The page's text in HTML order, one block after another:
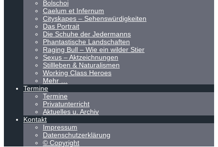
Bolschoi
Caelum et Infernum
Cityskapes – Sehenswürdigkeiten
Das Portrait
Die Schuhe der Jedermanns
Phantastische Landschaften
Raging Bull – Wie ein wilder Stier
Sexus – Aktzeichnungen
Stillleben & Naturalismen
Working Class Heroes
Mehr …
Termine
Termine
Privatunterricht
Aktuelles u. Archiv
Kontakt
Impressum
Datenschutzerklärung
© Copyright